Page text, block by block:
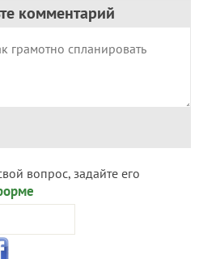
комментарий
вопрос, задайте его